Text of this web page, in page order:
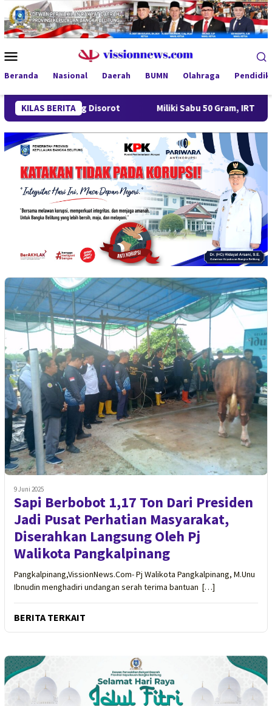
Loncat
ke
konten
Mobile
Beranda Nasional Daerah BUMN Olahraga
KILAS BERITA
Disorot Miliki Sabu 50 Gram, IRT di
9 Juni 2025
Sapi Berbobot 1,17 Ton Dari Presiden
Jadi Pusat Perhatian Masyarakat,
Diserahkan Langsung Oleh Pj
Walikota Pangkalpinang
Pangkalpinang,VissionNews.Com- Pj Walikota Pangkalpinang, M.Unu
Ibnudin menghadiri undangan serah terima bantuan […]
BERITA TERKAIT